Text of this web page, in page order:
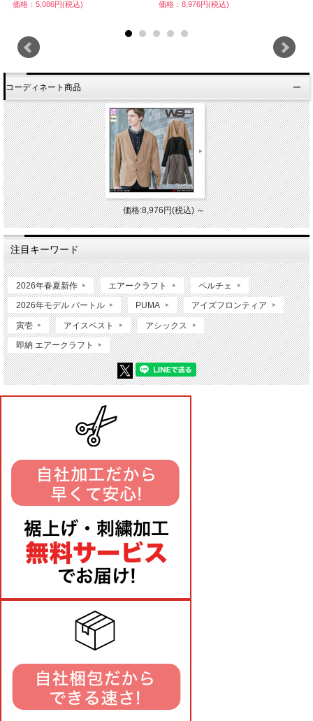
価格：5,086円(税込) 価格：8,976円(税込)
コーディネート商品
価格:8,976円(税込)～
注目キーワード
2026年春夏新作 エアークラフト ペルチェ
2026年モデル バートル PUMA アイズフロンティア
寅壱 アイスベスト アシックス
即納 エアークラフト